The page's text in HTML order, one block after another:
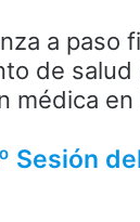
a paso
de salud
médica en
Sesión